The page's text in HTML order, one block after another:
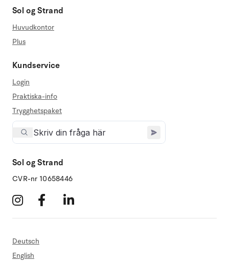
Sol og Strand
Huvudkontor
Plus
Kundservice
Login
Praktiska-info
Trygghetspaket
Sol og Strand
CVR-nr 10658446
Deutsch
English